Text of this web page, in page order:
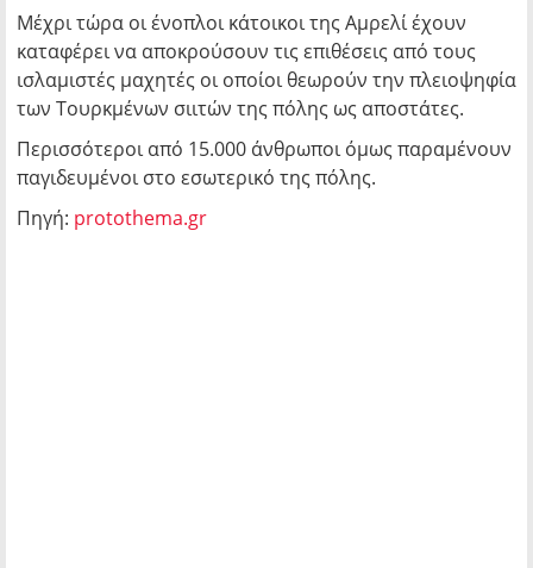
Μέχρι τώρα οι ένοπλοι κάτοικοι της Αμρελί έχουν
καταφέρει να αποκρούσουν τις επιθέσεις από τους
ισλαμιστές μαχητές οι οποίοι θεωρούν την πλειοψηφία
των Τουρκμένων σιιτών της πόλης ως αποστάτες.
Περισσότεροι από 15.000 άνθρωποι όμως παραμένουν
παγιδευμένοι στο εσωτερικό της πόλης.
Πηγή: protothema.gr